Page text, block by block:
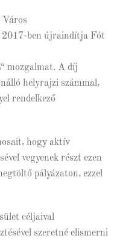
Város
2017-ben újraindítja Fót
mozgalmat. A díj
helyrajzi számmal,
rendelkező
hogy aktív
vegyenek részt ezen
pályázaton, ezzel
céljaival
szeretné elismerni